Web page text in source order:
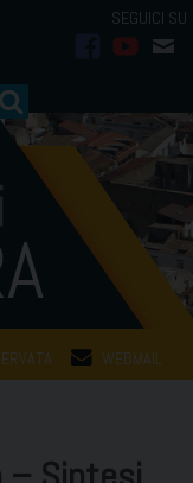
WEBMAIL